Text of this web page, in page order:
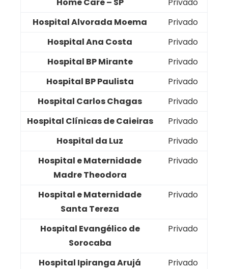
Hospital Alvorada Moema
Privado
Hospital Ana Costa
Privado
Hospital BP Mirante
Privado
Hospital BP Paulista
Privado
Hospital Carlos Chagas
Privado
Hospital Clínicas de Caieiras
Privado
Hospital da Luz
Privado
Hospital e Maternidade
Madre Theodora
Privado
Hospital e Maternidade
Santa Tereza
Privado
Hospital Evangélico de
Sorocaba
Privado
Hospital Ipiranga Arujá Privado